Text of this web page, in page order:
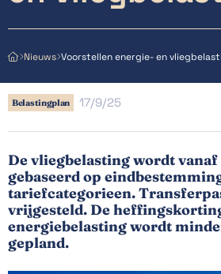
NieuwsVoorstellen energie- en
Belastingplan 17/9/25
De vliegbelasting wordt
gebaseerd op
tariefcategorieen.
vrijgesteld. De
energiebelasting wordt
gepland.